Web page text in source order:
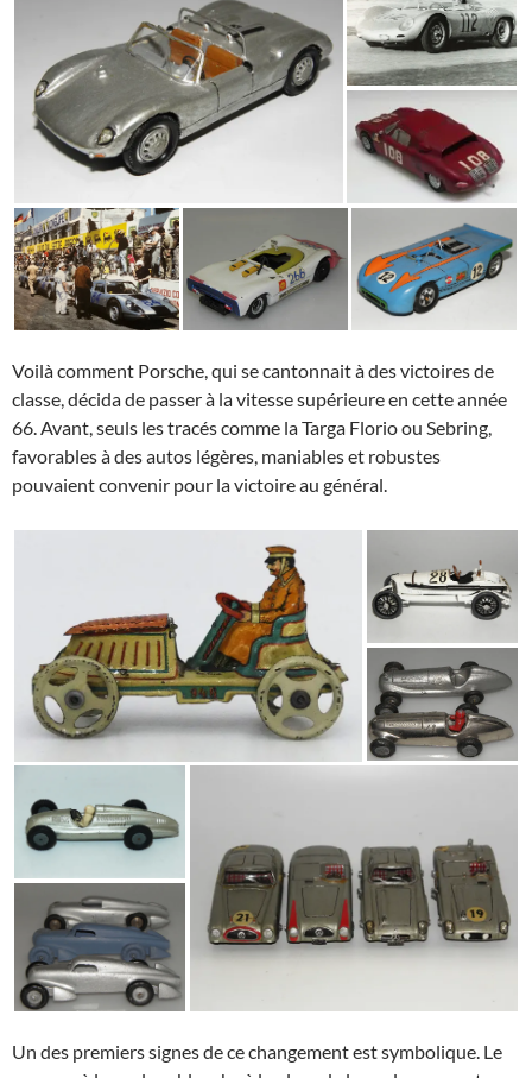
Voilà comment Porsche, qui se cantonnait à des victoires de
classe, décida de passer à la vitesse supérieure en cette année
66. Avant, seuls les tracés comme la Targa Florio ou Sebring,
favorables à des autos légères, maniables et robustes
pouvaient convenir pour la victoire au général.
Un des premiers signes de ce changement est symbolique. Le